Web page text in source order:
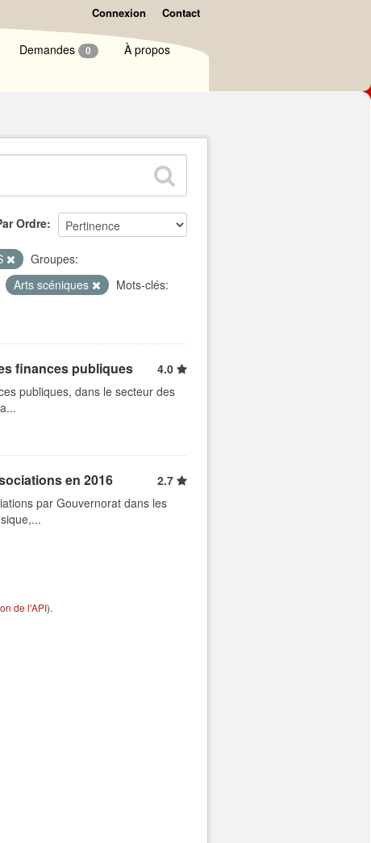
Connexion Contact
Demandes 0 À propos
Ordre
Groupes:
Arts scéniques
Mots-clés:
finances publiques
4.0
publiques, dans le secteur des
en 2016
2.7
par Gouvernorat dans les
de l'API).